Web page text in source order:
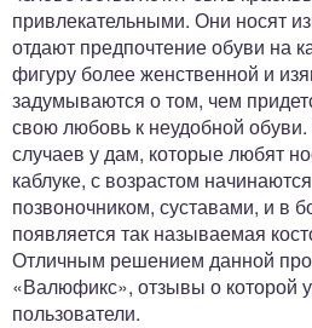
привлекательными. Они носят
отдают предпочтение обуви на
фигуру более женственной и
задумываются о том, чем
свою любовь к неудобной
случаев у дам, которые любят
каблуке, с возрастом
позвоночником, суставами, и в
появляется так называемая
Отличным решением данной
«Валюфикс», отзывы о которой
пользователи.